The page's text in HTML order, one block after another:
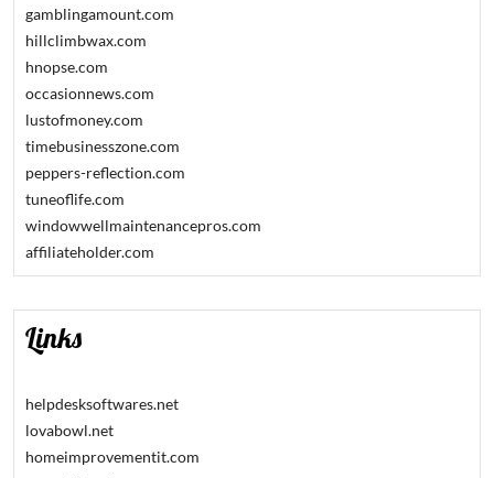
gamblingamount.com
hillclimbwax.com
hnopse.com
occasionnews.com
lustofmoney.com
timebusinesszone.com
peppers-reflection.com
tuneoflife.com
windowwellmaintenancepros.com
affiliateholder.com
Links
helpdesksoftwares.net
lovabowl.net
homeimprovementit.com